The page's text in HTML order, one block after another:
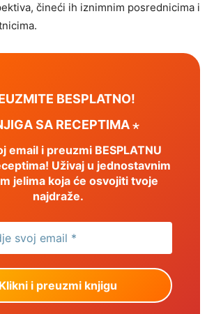
čineći ih iznimnim posrednicima i
BESPLATNO!
SA RECEPTIMA ⋆
email i preuzmi BESPLATNU
Uživaj u jednostavnim
jelima koja će osvojiti tvoje
najdraže.